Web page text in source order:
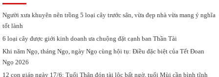
Người xưa khuyên nên trồng 5 loại cây trước sân, vừa đẹp nhà vừa mang ý nghĩa
tốt lành
6 loại cây được giới kinh doanh ưa chuộng đặt cạnh ban Thần Tài
Khi năm Ngọ, tháng Ngọ, ngày Ngọ cùng hội tụ: Điều đặc biệt của Tết Đoan
Ngọ 2026
12 con giáp ngày 17/6: Tuổi Thân đón tài lộc bất ngờ, tuổi Mùi cần bình tĩnh